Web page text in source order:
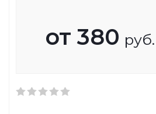
от 380 руб.